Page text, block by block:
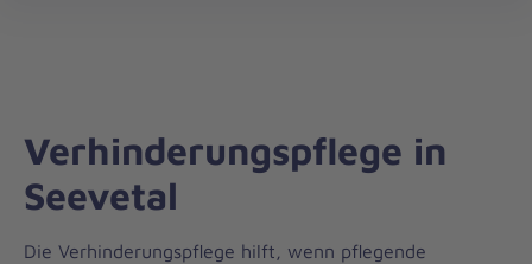
Verhinderungspflege in
Seevetal
Die Verhinderungspflege hilft, wenn pflegende